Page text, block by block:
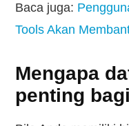
Baca juga:
Tools Akan
Mengapa
penting